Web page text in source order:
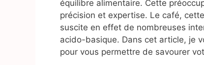
équilibre alimentaire. Cette
précision et expertise. Le café,
suscite en effet de nombreuses
acido-basique. Dans cet article, je
pour vous permettre de savourer